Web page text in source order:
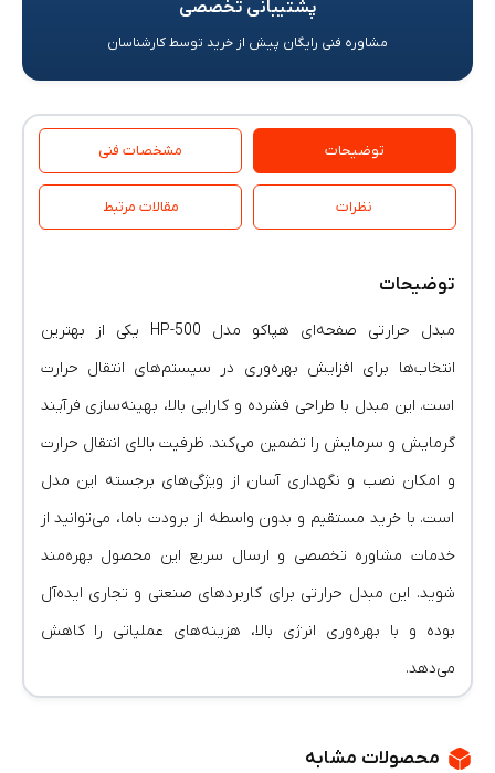
پشتیبانی تخصصی
مشاوره فنی رایگان پیش از خرید توسط کارشناسان
توضیحات مشخصات فنی
نظرات مقالات مرتبط
توضیحات
مبدل حرارتی صفحه‌ای هپاکو مدل HP-500 یکی از بهترین
انتخاب‌ها برای افزایش بهره‌وری در سیستم‌های انتقال حرارت
است. این مبدل با طراحی فشرده و کارایی بالا، بهینه‌سازی فرآیند
گرمایش و سرمایش را تضمین می‌کند. ظرفیت بالای انتقال حرارت
و امکان نصب و نگهداری آسان از ویژگی‌های برجسته این مدل
است. با خرید مستقیم و بدون واسطه از برودت باما، می‌توانید از
خدمات مشاوره تخصصی و ارسال سریع این محصول بهره‌مند
شوید. این مبدل حرارتی برای کاربردهای صنعتی و تجاری ایده‌آل
بوده و با بهره‌وری انرژی بالا، هزینه‌های عملیاتی را کاهش
می‌دهد.
محصولات مشابه